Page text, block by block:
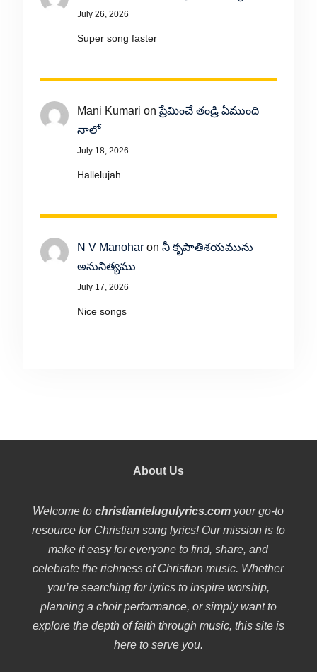
July 26, 2026
Super song faster
Mani Kumari onప్రేమించే తండ్రి ఏముంది
నాలో
July 18, 2026
Hallelujah
N V Manoharon నీ కృపాతిశయమును
అనునిత్యము
July 17, 2026
Nice songs
About Us
Welcome tochristiantelugulyrics.com your go-to
resource for Christian song lyrics! Our mission is to
make it easy for everyone to find, share, and
celebrate the richness of Christian music. Whether
you’re searching for lyrics to inspire worship,
planning a choir performance, or simply want to
explore the depth of faith through music, this site is
here to serve you.